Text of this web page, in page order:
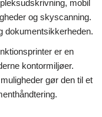
mobil
og skyscanning.
dokumentsikkerheden.
er en
kontormiljøer.
gør den til et